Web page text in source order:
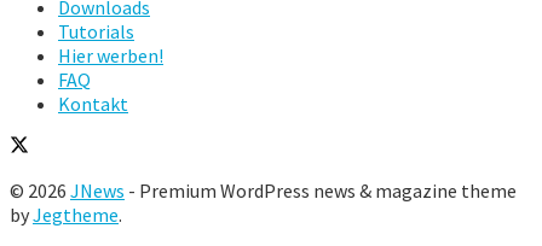
Downloads
Tutorials
Hier werben!
FAQ
Kontakt
© 2026 JNews - Premium WordPress news & magazine theme
byJegtheme.